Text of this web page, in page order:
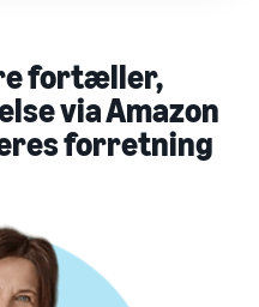
fortæller,
via Amazon
forretning